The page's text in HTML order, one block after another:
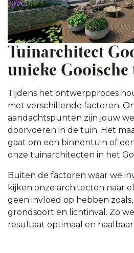
Tuinarchitect
unieke
Tijdens het ontwerpproces
met verschillende factoren.
aandachtspunten zijn jouw
doorvoeren in de tuin. Het
gaat om een binnentuin of
onze tuinarchitecten in het
Buiten de factoren waar we
kijken onze architecten naar
geen invloed op hebben
grondsoort en lichtinval. Zo
resultaat optimaal en haalbaar